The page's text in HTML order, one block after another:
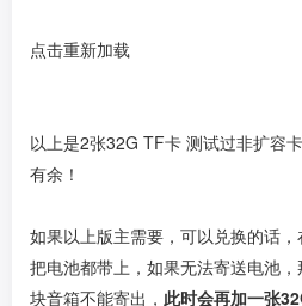
点击重新加载
以上是2张32G TF卡 测试过非扩容
有余！
如果以上版主需要，可以兑换的话
把电池都带上，如果无法寄送电池
块音箱不能寄出， 此时会再加一张